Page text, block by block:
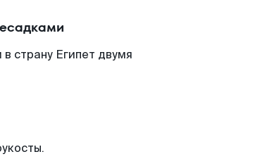
страну Египет двумя